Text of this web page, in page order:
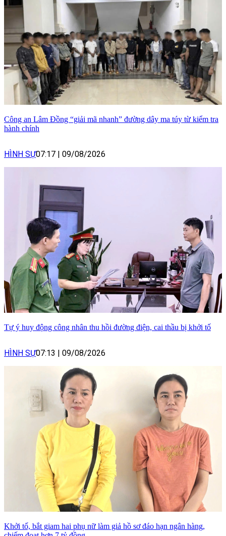
Công an Lâm Đồng “giải mã nhanh” đường dây ma túy từ kiểm tra
hành chính
HÌNH SỰ07:17 | 09/08/2026
Tự ý huy động công nhân thu hồi đường điện, cai thầu bị khởi tố
HÌNH SỰ07:13 | 09/08/2026
Khởi tố, bắt giam hai phụ nữ làm giả hồ sơ đáo hạn ngân hàng,